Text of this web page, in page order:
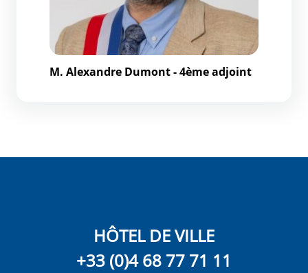
M. Alexandre Dumont - 4ème adjoint
HÔTEL DE VILLE
+33 (0)4 68 77 71 11